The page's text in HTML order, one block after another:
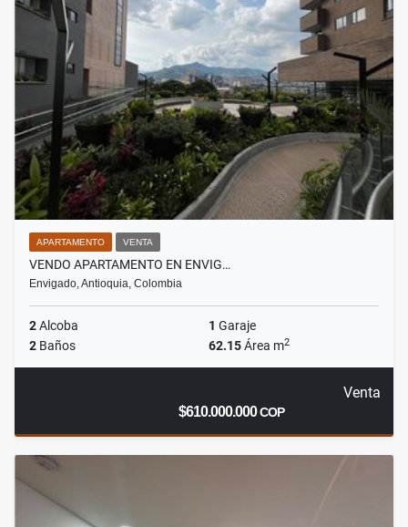
APARTAMENTO VENTA
VENDO APARTAMENTO EN ENVIG…
Envigado, Antioquia, Colombia
2Alcoba 1 Garaje
2 Baños 62.15Área m2
Venta
$610.000.000COP